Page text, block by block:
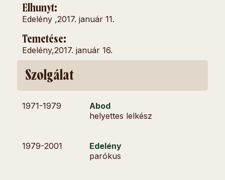
Elhunyt:
Edelény ,2017. január 11.
Temetése:
Edelény,2017. január 16.
Szolgálat
1971-1979
Abod
helyettes lelkész
1979-2001
Edelény
parókus